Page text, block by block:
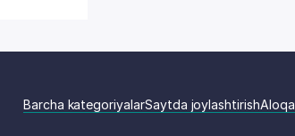
Barcha kategoriyalarSaytda joylashtirishAloqa